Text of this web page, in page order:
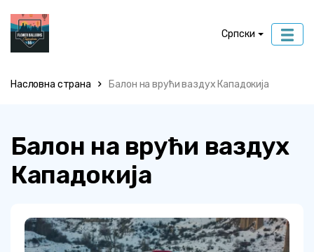
Српски
Насловна страна Балон на врући ваздух Кападокија
Балон на врући ваздух
Кападокија